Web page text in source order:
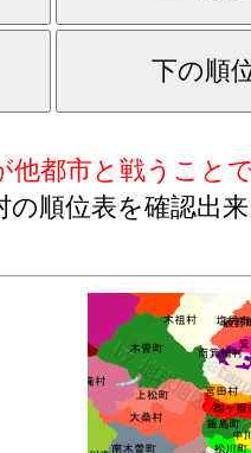
他都市と戦うこと
の順位表を確認出